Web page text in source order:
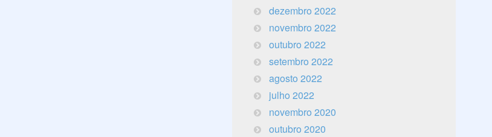
dezembro 2022
novembro 2022
outubro 2022
setembro 2022
agosto 2022
julho 2022
novembro 2020
outubro 2020